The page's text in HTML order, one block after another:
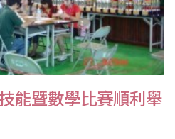
能暨數學比賽順利舉